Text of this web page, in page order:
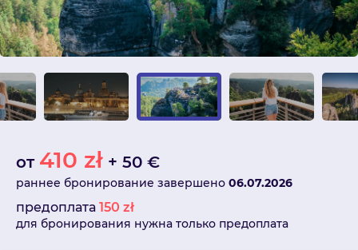
от 410 zł + 50 €
раннее бронирование завершено 06.07.2026
предоплата 150 zł
для бронирования нужна только предоплата